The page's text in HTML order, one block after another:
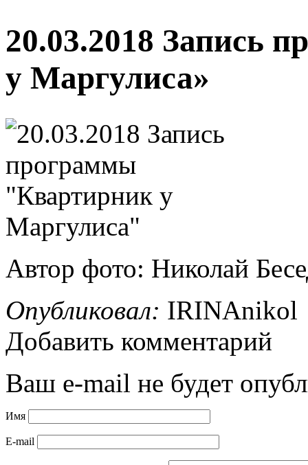
20.03.2018 Запись
у Маргулиса»
Автор фото: Николай
Опубликовал: IRINAnikol
Добавить комментарий
Ваш e-mail не будет
Имя
E-mail